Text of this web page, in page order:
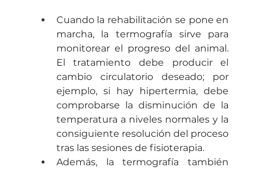
Cuando la rehabilitación se pone en
marcha, la termografía sirve para
monitorear el progreso del animal.
El tratamiento debe producir el
cambio circulatorio deseado; por
ejemplo, si hay hipertermia, debe
comprobarse la disminución de la
temperatura a niveles normales y la
consiguiente resolución del proceso
tras las sesiones de fisioterapia.
Además, la termografía también